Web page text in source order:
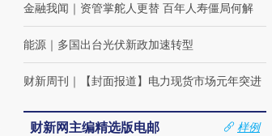
金融我闻 ｜ 资管掌舵人更替 百年人寿僵局何解
能源 ｜ 多国出台光伏新政加速转型
财新周刊 ｜ 【封面报道】电力现货市场元年突进
财新网主编精选版电邮
样例